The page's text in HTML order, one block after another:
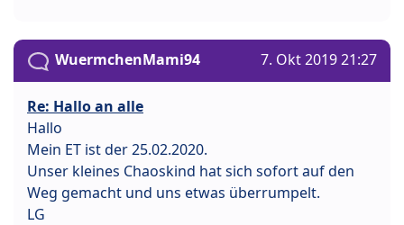
WuermchenMami94 7. Okt 2019 21:27
Re: Hallo an alle
Hallo
Mein ET ist der 25.02.2020.
Unser kleines Chaoskind hat sich sofort auf den
Weg gemacht und uns etwas überrumpelt.
LG